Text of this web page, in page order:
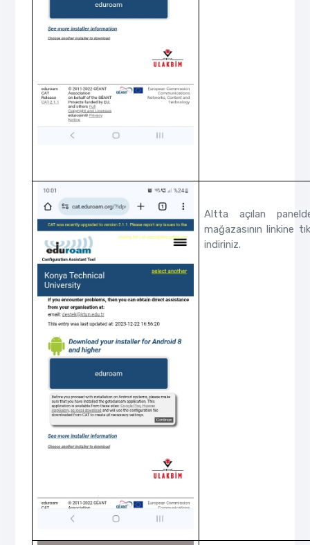
Altta açılan
mağazasının linkine
indiriniz.